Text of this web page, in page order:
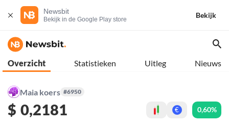
Newsbit
Bekijk in de Google Play store
Bekijk
Overzicht Statistieken Uitleg Nieuws
Maia koers #6950
$ 0,2181 € 0,60%